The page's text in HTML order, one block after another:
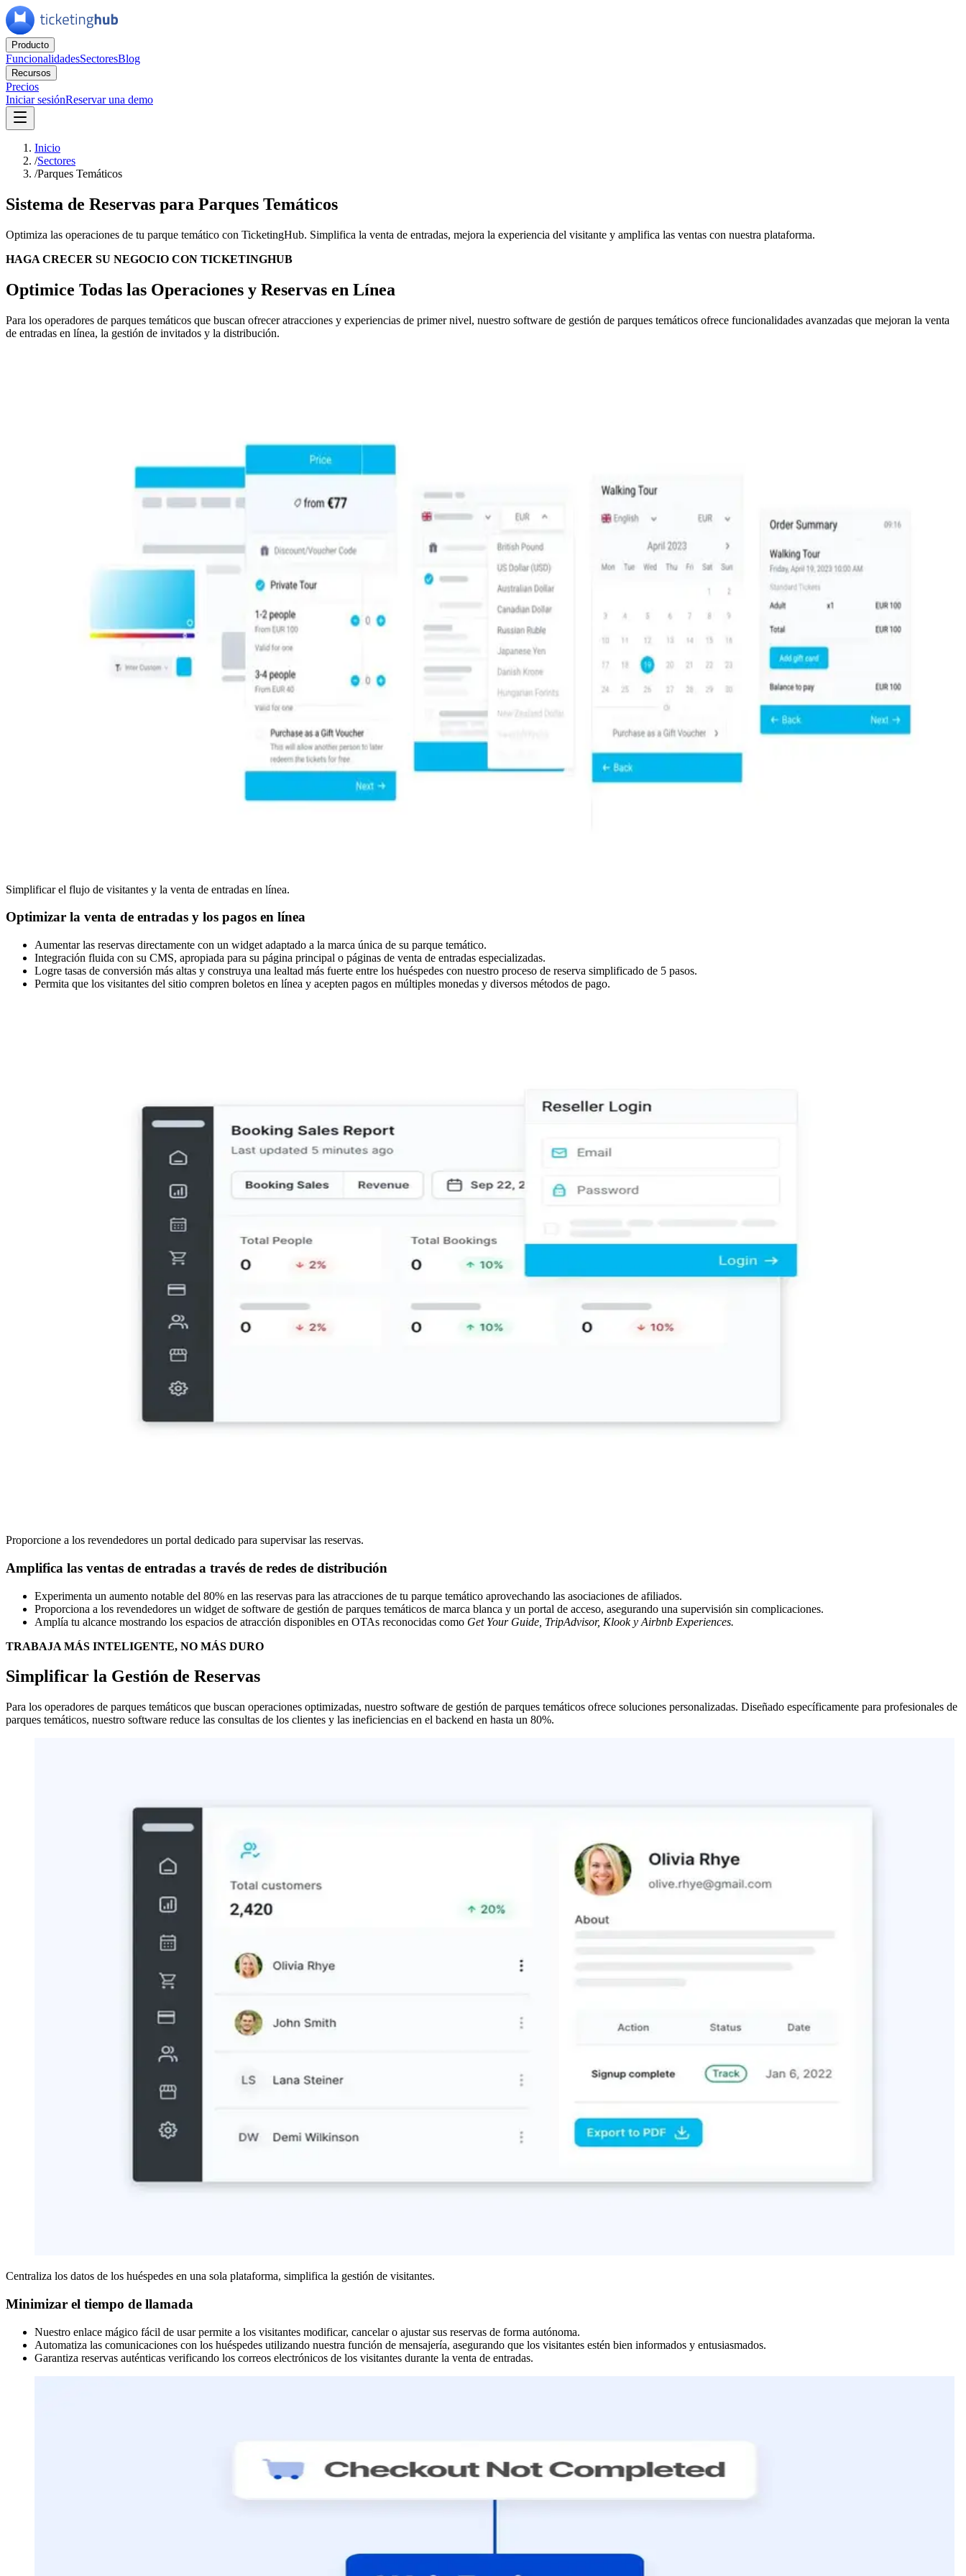
Producto
FuncionalidadesSectoresBlog
Recursos
Precios
Iniciar sesiónReservar una demo
Inicio
/Sectores
/Parques Temáticos
Sistema de Reservas para Parques Temáticos
Optimiza las operaciones de tu parque temático con TicketingHub. Simplifica la venta de entradas, mejora la experiencia del visitante y amplifica las ventas con nuestra plataforma.
HAGA CRECER SU NEGOCIO CON TICKETINGHUB
Optimice Todas las Operaciones y Reservas en Línea
Para los operadores de parques temáticos que buscan ofrecer atracciones y experiencias de primer nivel, nuestro software de gestión de parques temáticos ofrece funcionalidades avanzadas que mejoran la venta
de entradas en línea, la gestión de invitados y la distribución.
Simplificar el flujo de visitantes y la venta de entradas en línea.
Optimizar la venta de entradas y los pagos en línea
Aumentar las reservas directamente con un widget adaptado a la marca única de su parque temático.
Integración fluida con su CMS, apropiada para su página principal o páginas de venta de entradas especializadas.
Logre tasas de conversión más altas y construya una lealtad más fuerte entre los huéspedes con nuestro proceso de reserva simplificado de 5 pasos.
Permita que los visitantes del sitio compren boletos en línea y acepten pagos en múltiples monedas y diversos métodos de pago.
Proporcione a los revendedores un portal dedicado para supervisar las reservas.
Amplifica las ventas de entradas a través de redes de distribución
Experimenta un aumento notable del 80% en las reservas para las atracciones de tu parque temático aprovechando las asociaciones de afiliados.
Proporciona a los revendedores un widget de software de gestión de parques temáticos de marca blanca y un portal de acceso, asegurando una supervisión sin complicaciones.
Amplía tu alcance mostrando los espacios de atracción disponibles en OTAs reconocidas como Get Your Guide, TripAdvisor, Klook y Airbnb Experiences.
TRABAJA MÁS INTELIGENTE, NO MÁS DURO
Simplificar la Gestión de Reservas
Para los operadores de parques temáticos que buscan operaciones optimizadas, nuestro software de gestión de parques temáticos ofrece soluciones personalizadas. Diseñado específicamente para profesionales de
parques temáticos, nuestro software reduce las consultas de los clientes y las ineficiencias en el backend en hasta un 80%.
Centraliza los datos de los huéspedes en una sola plataforma, simplifica la gestión de visitantes.
Minimizar el tiempo de llamada
Nuestro enlace mágico fácil de usar permite a los visitantes modificar, cancelar o ajustar sus reservas de forma autónoma.
Automatiza las comunicaciones con los huéspedes utilizando nuestra función de mensajería, asegurando que los visitantes estén bien informados y entusiasmados.
Garantiza reservas auténticas verificando los correos electrónicos de los visitantes durante la venta de entradas.